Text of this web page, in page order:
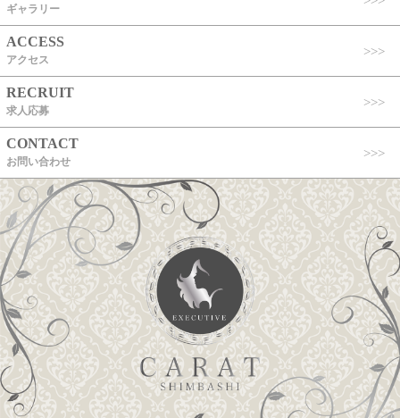
ギャラリー
ACCESS
アクセス
RECRUIT
求人応募
CONTACT
お問い合わせ